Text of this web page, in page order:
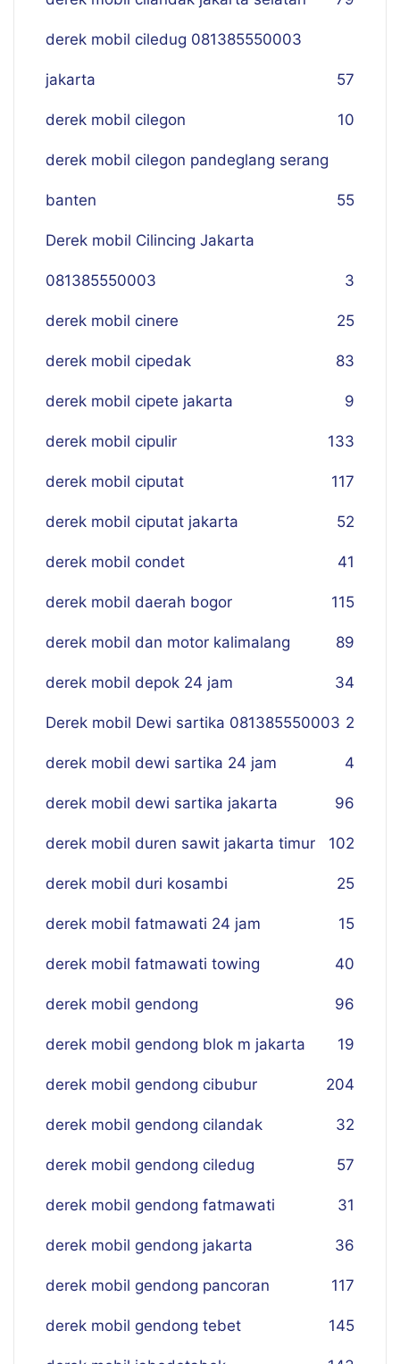
derek mobil ciledug 081385550003
jakarta 57
derek mobil cilegon 10
derek mobil cilegon pandeglang serang
banten 55
Derek mobil Cilincing Jakarta
081385550003 3
derek mobil cinere 25
derek mobil cipedak 83
derek mobil cipete jakarta 9
derek mobil cipulir 133
derek mobil ciputat 117
derek mobil ciputat jakarta 52
derek mobil condet 41
derek mobil daerah bogor 115
derek mobil dan motor kalimalang 89
derek mobil depok 24 jam 34
Derek mobil Dewi sartika 081385550003 2
derek mobil dewi sartika 24 jam 4
derek mobil dewi sartika jakarta 96
derek mobil duren sawit jakarta timur 102
derek mobil duri kosambi 25
derek mobil fatmawati 24 jam 15
derek mobil fatmawati towing 40
derek mobil gendong 96
derek mobil gendong blok m jakarta 19
derek mobil gendong cibubur 204
derek mobil gendong cilandak 32
derek mobil gendong ciledug 57
derek mobil gendong fatmawati 31
derek mobil gendong jakarta 36
derek mobil gendong pancoran 117
derek mobil gendong tebet 145